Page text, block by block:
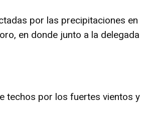
por las precipitaciones en
en donde junto a la delegada
techos por los fuertes vientos y